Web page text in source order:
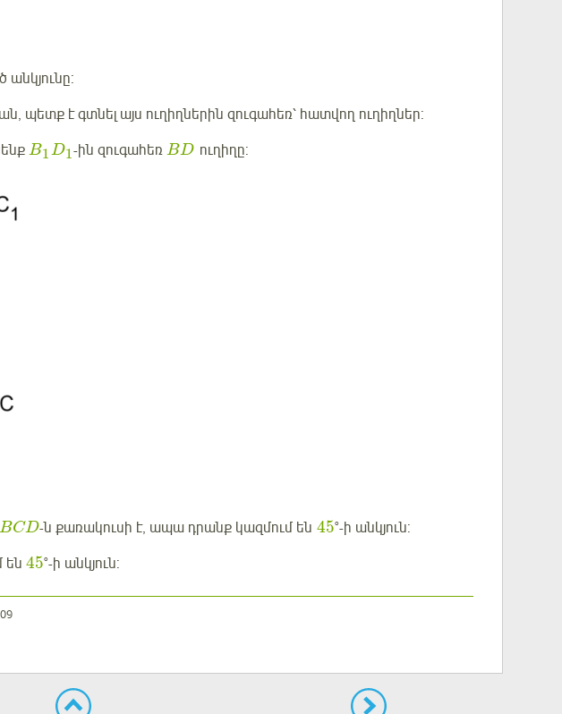
անկյունը:
պետք է գտնել այս ուղիղներին զուգահեռ՝ հատվող ուղիղներ:
B1D1-ին զուգահեռBD ուղիղը:
-ն քառակուսի է, ապա դրանք կազմում են45°-ի անկյուն:
են45°-ի անկյուն: